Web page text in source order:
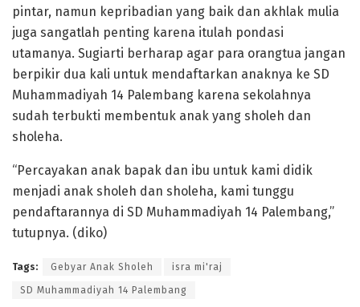
pintar, namun kepribadian yang baik dan akhlak mulia
juga sangatlah penting karena itulah pondasi
utamanya. Sugiarti berharap agar para orangtua jangan
berpikir dua kali untuk mendaftarkan anaknya ke SD
Muhammadiyah 14 Palembang karena sekolahnya
sudah terbukti membentuk anak yang sholeh dan
sholeha.
“Percayakan anak bapak dan ibu untuk kami didik
menjadi anak sholeh dan sholeha, kami tunggu
pendaftarannya di SD Muhammadiyah 14 Palembang,”
tutupnya. (diko)
Tags: Gebyar Anak Sholeh isra mi'raj
SD Muhammadiyah 14 Palembang